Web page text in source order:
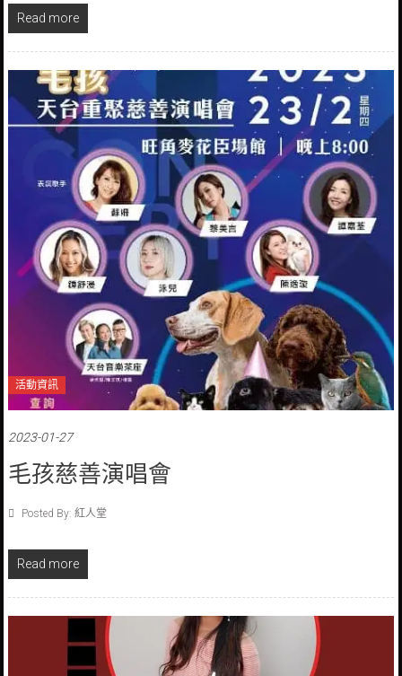
Read more
活動資訊
2023-01-27
毛孩慈善演唱會
Posted By: 紅人堂
Read more